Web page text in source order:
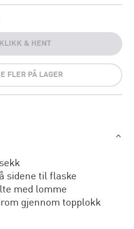
KLIKK & HENT
FLER PÅ LAGER
sidene til flaske
med lomme
gjennom topplokk